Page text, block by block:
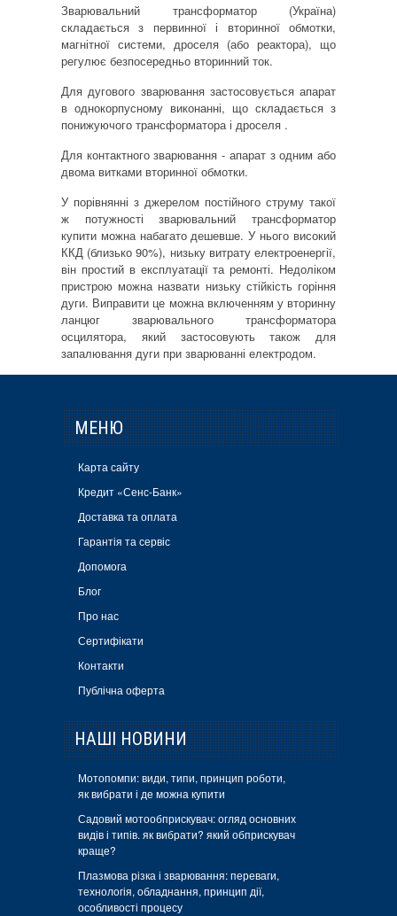
Зварювальний трансформатор (Україна)
складається з первинної і вторинної обмотки,
магнітної системи, дроселя (або реактора), що
регулює безпосередньо вторинний ток.
Для дугового зварювання застосовується апарат
в однокорпусному виконанні, що складається з
понижуючого трансформатора і дроселя .
Для контактного зварювання - апарат з одним або
двома витками вторинної обмотки.
У порівнянні з джерелом постійного струму такої
ж потужності зварювальний трансформатор
купити можна набагато дешевше. У нього високий
ККД (близько 90%), низьку витрату електроенергії,
він простий в експлуатації та ремонті. Недоліком
пристрою можна назвати низьку стійкість горіння
дуги. Виправити це можна включенням у вторинну
ланцюг зварювального трансформатора
осцилятора, який застосовують також для
запалювання дуги при зварюванні електродом.
МЕНЮ
Карта сайту
Кредит «Сенс-Банк»
Доставка та оплата
Гарантія та сервіс
Допомога
Блог
Про нас
Сертифікати
Контакти
Публічна оферта
НАШІ НОВИНИ
Мотопомпи: види, типи, принцип роботи,
як вибрати і де можна купити
Садовий мотообприскувач: огляд основних
видів і типів. як вибрати? який обприскувач
краще?
Плазмова різка і зварювання: переваги,
технологія, обладнання, принцип дії,
особливості процесу